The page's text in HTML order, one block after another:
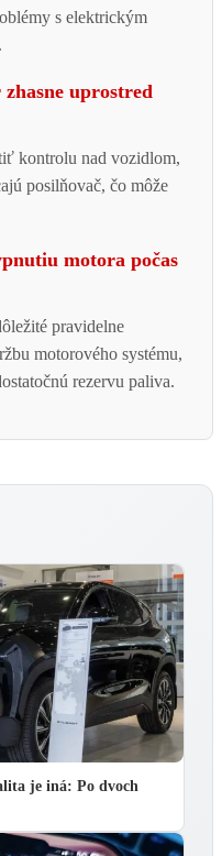
s elektrickým
uprostred
kontrolu nad vozidlom,
posilňovač, čo môže
motora počas
pravidelne
motorového systému,
rezervu paliva.
je iná: Po dvoch